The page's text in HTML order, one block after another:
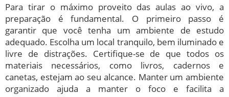
Para tirar o máximo proveito das aulas ao vivo, a
preparação é fundamental. O primeiro passo é
garantir que você tenha um ambiente de estudo
adequado. Escolha um local tranquilo, bem iluminado e
livre de distrações. Certifique-se de que todos os
materiais necessários, como livros, cadernos e
canetas, estejam ao seu alcance. Manter um ambiente
organizado ajuda a manter o foco e facilita a